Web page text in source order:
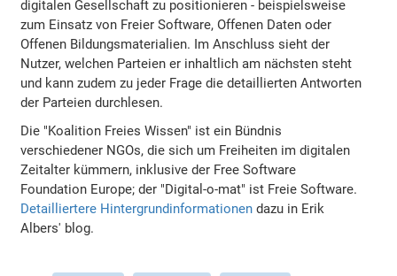
digitalen Gesellschaft zu positionieren - beispielsweise
zum Einsatz von Freier Software, Offenen Daten oder
Offenen Bildungsmaterialien. Im Anschluss sieht der
Nutzer, welchen Parteien er inhaltlich am nächsten steht
und kann zudem zu jeder Frage die detaillierten Antworten
der Parteien durchlesen.
Die "Koalition Freies Wissen" ist ein Bündnis
verschiedener NGOs, die sich um Freiheiten im digitalen
Zeitalter kümmern, inklusive der Free Software
Foundation Europe; der "Digital-o-mat" ist Freie Software.
Detailliertere Hintergrundinformationen dazu in Erik
Albers' blog.